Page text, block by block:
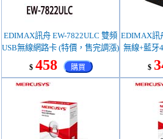
EDIMAX訊舟 EW-7822ULC 雙頻
USB無線網路卡 (特價，售完調漲)
$ 458 購買
EDIMAX訊
無線+藍牙
路卡
$